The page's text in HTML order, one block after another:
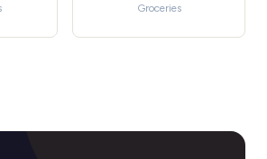
Groceries